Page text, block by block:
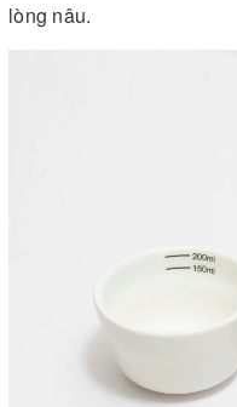
lòng nâu.